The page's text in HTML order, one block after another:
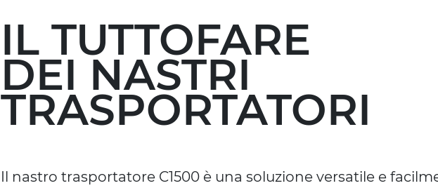
IL TUTTOFARE
DEI NASTRI
TRASPORTATORI
Il nastro trasportatore C1500 è una soluzione versatile e